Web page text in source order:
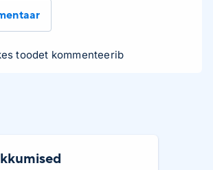
toodet kommenteerib